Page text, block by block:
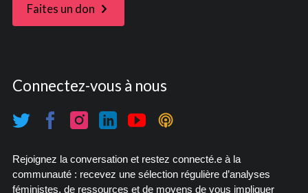
Faites un don
Connectez-vous à nous
Rejoignez la conversation et restez connecté.e à la
communauté : recevez une sélection régulière d’analyses
féministes, de ressources et de moyens de vous impliquer